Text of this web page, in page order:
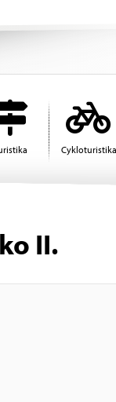
Cykloturistika
II.